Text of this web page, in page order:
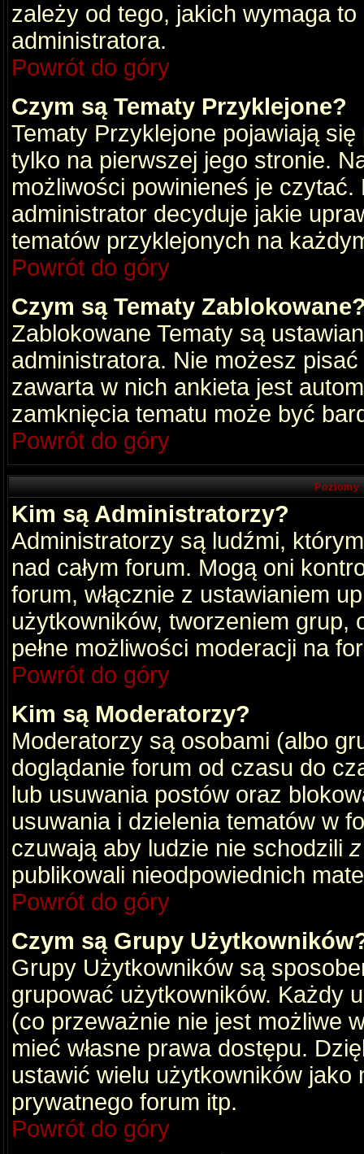
zależy od tego, jakich wymaga
administratora.
Powrót do góry
Czym są Tematy Przyklejone?
Tematy Przyklejone pojawiają
tylko na pierwszej jego stronie.
możliwości powinieneś je czytać.
administrator decyduje jakie
tematów przyklejonych na
Powrót do góry
Czym są Tematy
Zablokowane Tematy są
administratora. Nie możesz
zawarta w nich ankieta jest
zamknięcia tematu może być
Powrót do góry
Kim są Administratorzy?
Administratorzy są ludźmi,
nad całym forum. Mogą oni
forum, włącznie z ustawianiem
użytkowników, tworzeniem grup,
pełne możliwości moderacji na
Powrót do góry
Kim są Moderatorzy?
Moderatorzy są osobami (albo
doglądanie forum od czasu do
lub usuwania postów oraz
usuwania i dzielenia tematów w
czuwają aby ludzie nie schodzili
publikowali nieodpowiednich
Powrót do góry
Czym są Grupy
Grupy Użytkowników są
grupować użytkowników. Każdy
(co przeważnie nie jest możliwe
mieć własne prawa dostępu.
ustawić wielu użytkowników
prywatnego forum itp.
Powrót do góry